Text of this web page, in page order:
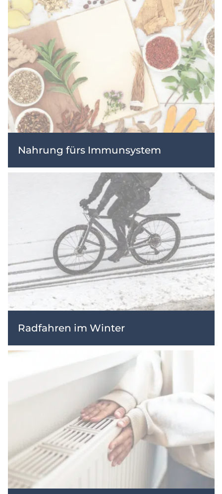
Nahrung fürs Immunsystem
Radfahren im Winter